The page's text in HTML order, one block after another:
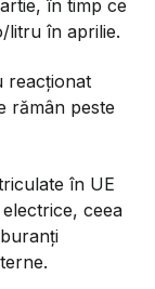
în timp ce
litru în aprilie.
reacționat
rămân peste
în UE
ceea